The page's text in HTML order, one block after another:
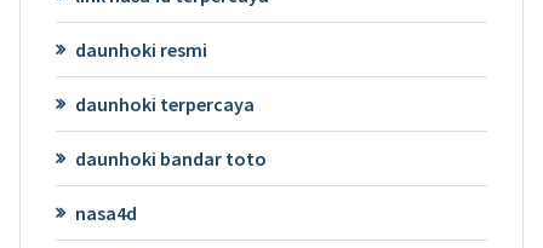
daunhoki resmi
daunhoki terpercaya
daunhoki bandar toto
nasa4d